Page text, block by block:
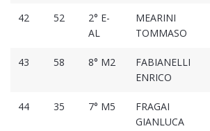
42 52
2° E-
AL
MEARINI
TOMMASO
43 58 8° M2
FABIANELLI
ENRICO
44 35 7° M5
FRAGAI
GIANLUCA